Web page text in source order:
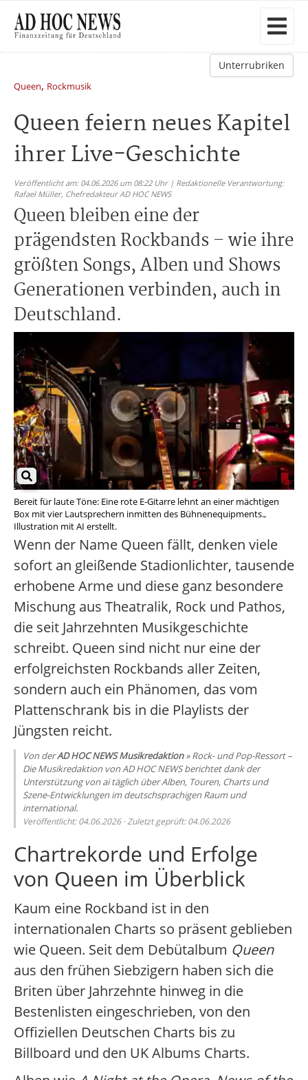
Unterrubriken
Queen, Rockmusik
Queen feiern neues Kapitel
ihrer Live-Geschichte
Veröffentlicht am: 04.06.2026 um 08:22 Uhr | Redaktionelle Verantwortung:
Rafael Müller, Chefredakteur AD HOC NEWS
Queen bleiben eine der
prägendsten Rockbands – wie ihre
größten Songs, Alben und Shows
Generationen verbinden, auch in
Deutschland.
Bereit für laute Töne: Eine rote E-Gitarre lehnt an einer mächtigen
Box mit vier Lautsprechern inmitten des Bühnenequipments.,
Illustration mit AI erstellt.
Wenn der Name Queen fällt, denken viele
sofort an gleißende Stadionlichter, tausende
erhobene Arme und diese ganz besondere
Mischung aus Theatralik, Rock und Pathos,
die seit Jahrzehnten Musikgeschichte
schreibt. Queen sind nicht nur eine der
erfolgreichsten Rockbands aller Zeiten,
sondern auch ein Phänomen, das vom
Plattenschrank bis in die Playlists der
Jüngsten reicht.
Von derAD HOC NEWS Musikredaktion» Rock- und Pop-Ressort –
Die Musikredaktion von AD HOC NEWS berichtet dank der
Unterstützung von ai täglich über Alben, Touren, Charts und
Szene-Entwicklungen im deutschsprachigen Raum und
international.
Veröffentlicht: 04.06.2026 · Zuletzt geprüft: 04.06.2026
Chartrekorde und Erfolge
von Queen im Überblick
Kaum eine Rockband ist in den
internationalen Charts so präsent geblieben
wie Queen. Seit dem Debütalbum Queen
aus den frühen Siebzigern haben sich die
Briten über Jahrzehnte hinweg in die
Bestenlisten eingeschrieben, von den
Offiziellen Deutschen Charts bis zu
Billboard und den UK Albums Charts.